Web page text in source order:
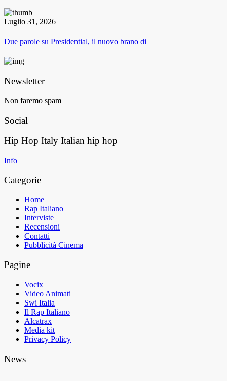
Luglio 31, 2026
Due parole su Presidential, il nuovo brano di
Newsletter
Non faremo spam
Social
Hip Hop Italy Italian hip hop
Info
Categorie
Home
Rap Italiano
Interviste
Recensioni
Contatti
Pubblicità Cinema
Pagine
Vocix
Video Animati
Swi Italia
Il Rap Italiano
Alcatrax
Media kit
Privacy Policy
News